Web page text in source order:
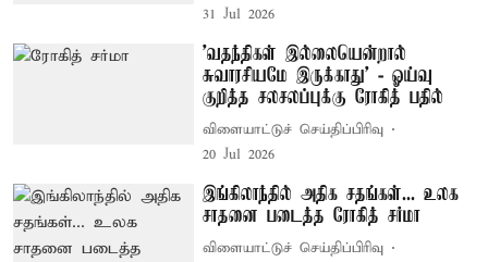
31 Jul 2026
’வதந்திகள் இல்லையென்றால்
சுவாரசியமே இருக்காது’ - ஓய்வு
குறித்த சலசலப்புக்கு ரோகித் பதில்
விளையாட்டுச் செய்திப்பிரிவு
20 Jul 2026
இங்கிலாந்தில் அதிக சதங்கள்... உலக
சாதனை படைத்த ரோகித் சர்மா
விளையாட்டுச் செய்திப்பிரிவு